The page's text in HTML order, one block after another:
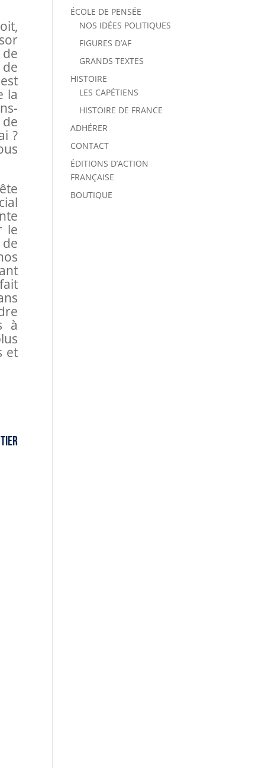
de
la
?
le
à
et
ÉCOLE DE PENSÉE
NOS IDÉES POLITIQUES
FIGURES D’AF
GRANDS TEXTES
HISTOIRE
LES CAPÉTIENS
HISTOIRE DE FRANCE
ADHÉRER
CONTACT
ÉDITIONS D’ACTION
FRANÇAISE
BOUTIQUE